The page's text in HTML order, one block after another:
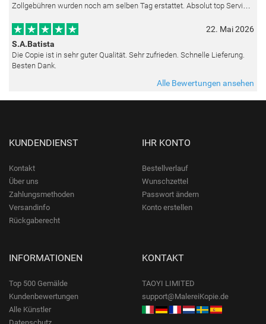
Zollgebühren wurden noch am selben Tag erstattet. Absolut top Service
22. Mai 2026
S.A.Batista
Die Copie ist in sehr guter Qualität. Sehr zufrieden. Schnelle Lieferung.
Besten Dank.
Alle Bewertungen ansehen
KUNDENDIENST
Kontakt
Über uns
Zahlungsmethoden
Versandinfo
Rückgaberecht
IHR KONTO
Bestellverlauf
Wunschzettel
Passwort ändern
Konto erstellen
INFORMATIONEN
Top 500 Gemälde
Kundenbewertungen
Alle Künstler
KONTAKT
TAOYI LIMITED
support@MalereiKopie.de